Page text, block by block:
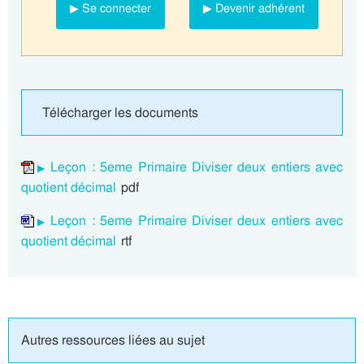
▶ Se connecter ▶ Devenir adhérent
Télécharger les documents
Leçon : 5eme Primaire Diviser deux entiers avec
quotient décimal pdf
Leçon : 5eme Primaire Diviser deux entiers avec
quotient décimal rtf
Autres ressources liées au sujet